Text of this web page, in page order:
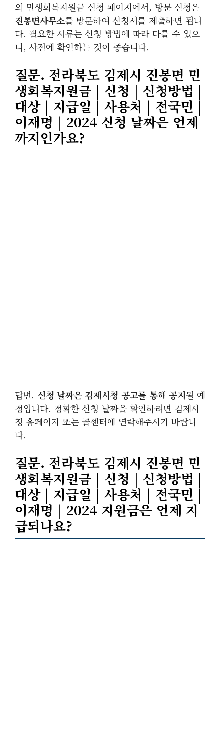
의 민생회복지원금 신청 페이지에서, 방문 신청은
진봉면사무소를 방문하여 신청서를 제출하면 됩니
다. 필요한 서류는 신청 방법에 따라 다를 수 있으
니, 사전에 확인하는 것이 좋습니다.
질문. 전라북도 김제시 진봉면 민
생회복지원금 | 신청 | 신청방법 |
대상 | 지급일 | 사용처 | 전국민 |
이재명 | 2024 신청 날짜은 언제
까지인가요?
답변. 신청 날짜은 김제시청 공고를 통해 공지될 예
정입니다. 정확한 신청 날짜을 확인하려면 김제시
청 홈페이지 또는 콜센터에 연락해주시기 바랍니
다.
질문. 전라북도 김제시 진봉면 민
생회복지원금 | 신청 | 신청방법 |
대상 | 지급일 | 사용처 | 전국민 |
이재명 | 2024 지원금은 언제 지
급되나요?